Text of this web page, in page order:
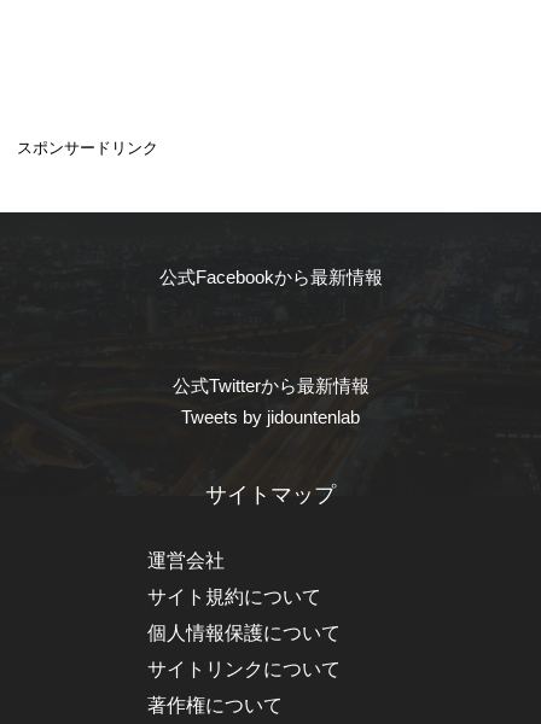
スポンサードリンク
公式Facebookから最新情報
公式Twitterから最新情報
Tweets by jidountenlab
サイトマップ
運営会社
サイト規約について
個人情報保護について
サイトリンクについて
著作権について